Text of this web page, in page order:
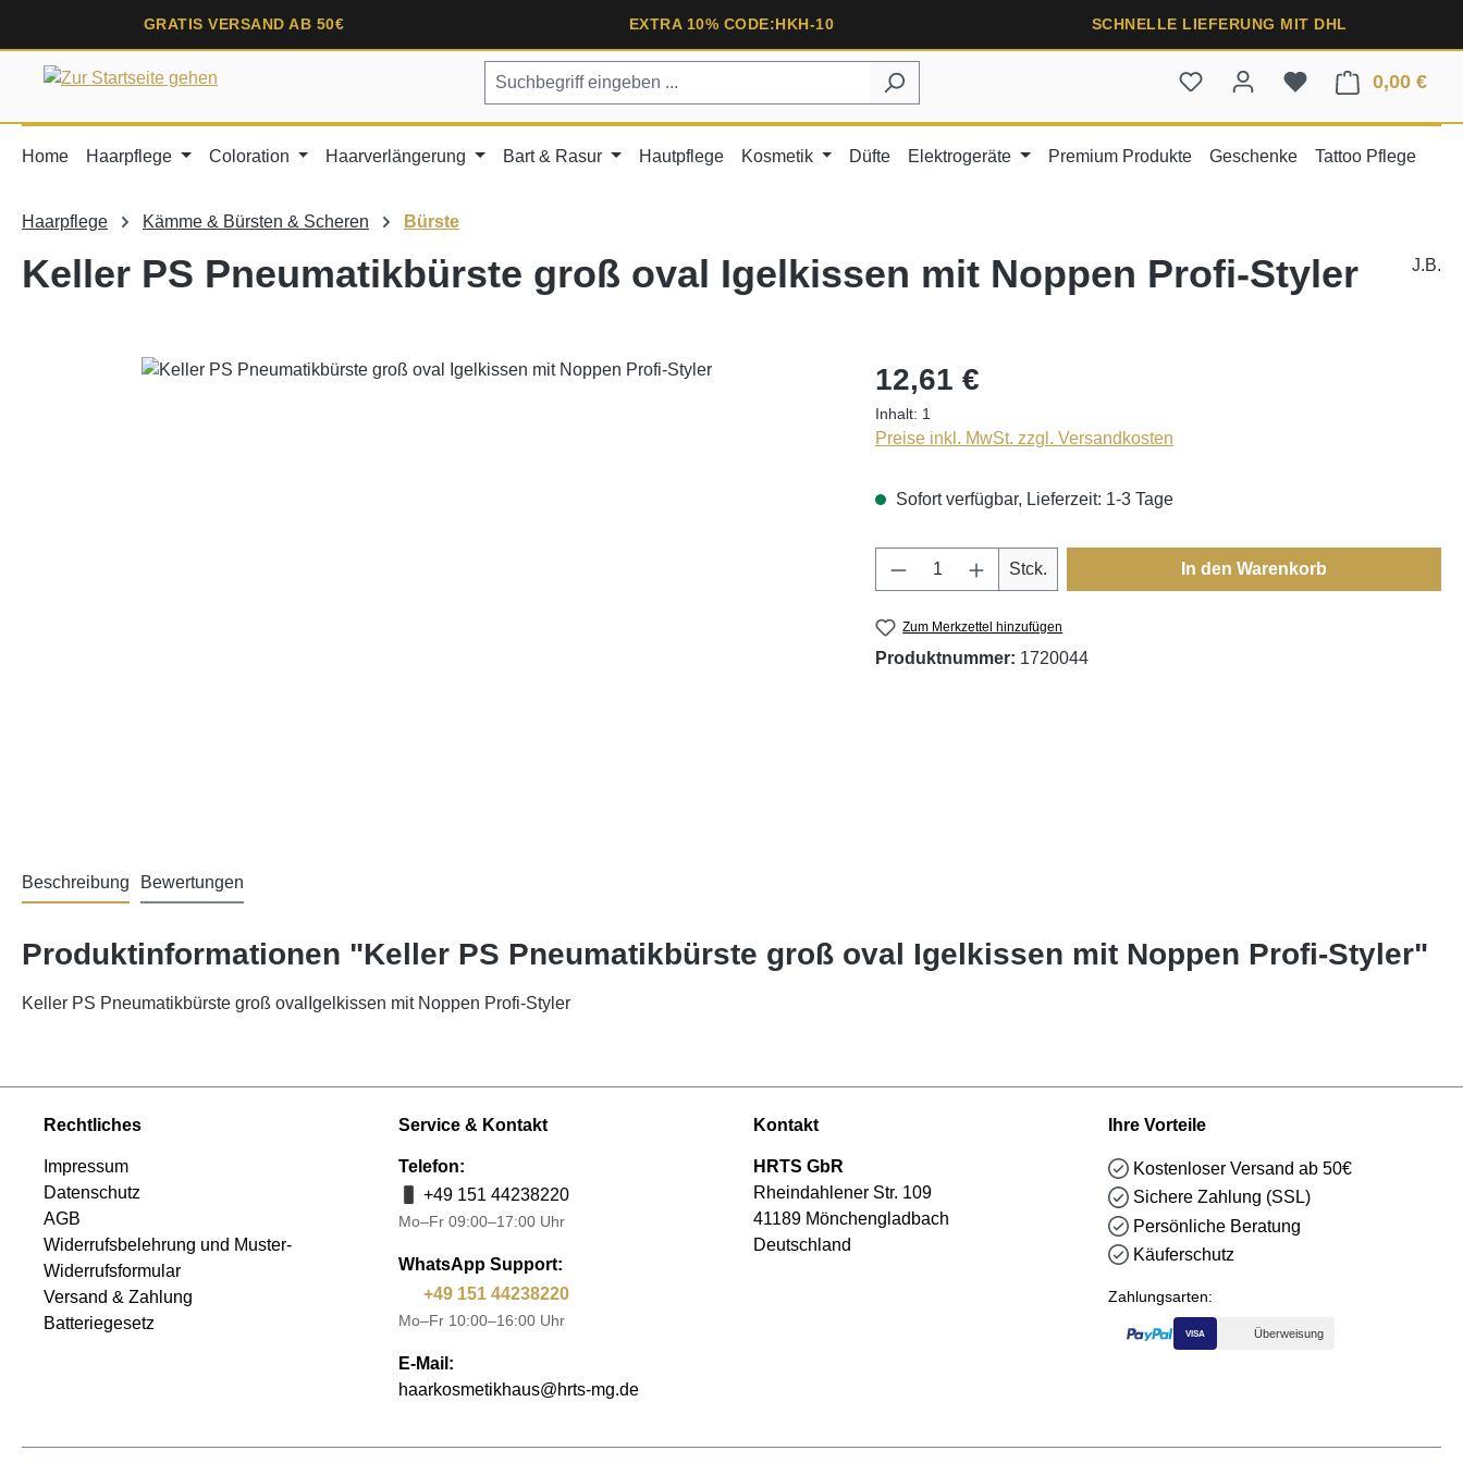
Zur Hauptnavigation springen
GRATIS VERSAND AB 50€ EXTRA 10% CODE:HKH-10 SCHNELLE LIEFERUNG MIT DHL
0,00 €
Home Haarpflege Coloration Haarverlängerung Bart & Rasur Hautpflege Kosmetik Düfte Elektrogeräte Premium Produkte Geschenke Tattoo Pflege
Haarpflege Kämme & Bürsten & Scheren Bürste
Keller PS Pneumatikbürste groß oval Igelkissen mit Noppen Profi-Styler J.B.
Bildergalerie überspringen 12,61 €
Inhalt: 1
Preise inkl. MwSt. zzgl. Versandkosten
Sofort verfügbar, Lieferzeit: 1-3 Tage
Produkt Anzahl: Gib den gewünschten Wert ein
Stck. In den Warenkorb
Zum Merkzettel hinzufügen
Produktnummer: 1720044
Beschreibung Bewertungen
Produktinformationen "Keller PS Pneumatikbürste groß oval Igelkissen mit Noppen Profi-Styler"
Keller PS Pneumatikbürste groß ovalIgelkissen mit Noppen Profi-Styler
Rechtliches
Impressum
Datenschutz
AGB
Widerrufsbelehrung und Muster-
Widerrufsformular
Versand & Zahlung
Batteriegesetz
Service & Kontakt
Telefon:
+49 151 44238220
Mo–Fr 09:00–17:00 Uhr
WhatsApp Support:
+49 151 44238220
Mo–Fr 10:00–16:00 Uhr
E-Mail:
haarkosmetikhaus@hrts-mg.de
Kontakt
HRTS GbR
Rheindahlener Str. 109
41189 Mönchengladbach
Deutschland
Ihre Vorteile
Kostenloser Versand ab 50€
Sichere Zahlung (SSL)
Persönliche Beratung
Käuferschutz
Zahlungsarten:
VISA Überweisung